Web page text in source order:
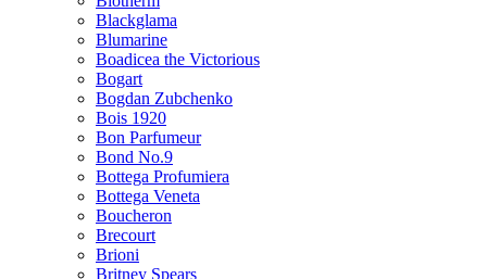
Blackglama
Blumarine
Boadicea the Victorious
Bogart
Bogdan Zubchenko
Bois 1920
Bon Parfumeur
Bond No.9
Bottega Profumiera
Bottega Veneta
Boucheron
Brecourt
Brioni
Britney Spears